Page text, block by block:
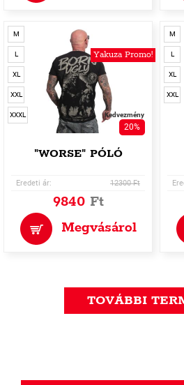
Yakuza Promo!
M
L
XL
XXL
XXXL Kedvezmény
20%
"WORSE" PÓLÓ
Eredeti ár: 12300 Ft
9840 Ft
Megvásárol
M
L
XL
XXL
TOVÁBBI